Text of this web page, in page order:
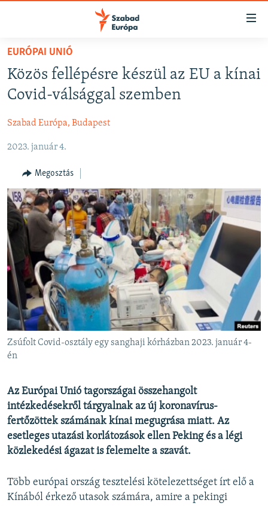
Akadálymentes
Ugrás
fő
oldalra
Ugrás
NAPIRENDEN
AKTUÁLIS
VIDEÓK
ELEMZŐ
NER15
SZABADON
TÁRSADALOM
DEMOKRÁCIA
A PÉNZ NYOMÁBAN
EURÓPAI UNIÓ
VILÁG
KLÍMAVÁLTOZÁS
A MÚLT TANULSÁGAI
Valamennyi RFE/RL weboldal
EURÓPAI UNIÓ
Közös fellépésre készül az EU a kínai
Covid-válsággal szemben
Szabad Európa, Budapest
2023. január 4.
Megosztás
Zsúfolt Covid-osztály egy sanghaji kórházban 2023. január 4-
én
Az Európai Unió tagországai összehangolt
intézkedésekről tárgyalnak az új koronavírus-
fertőzöttek számának kínai megugrása miatt. Az
esetleges utazási korlátozások ellen Peking és a légi
közlekedési ágazat is felemelte a szavát.
Több európai ország tesztelési kötelezettséget írt elő a
Kínából érkező utasok számára, amire a pekingi
FELIRATKOZÁS